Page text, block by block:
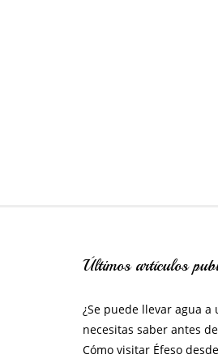
Últimos artículos
¿Se puede llevar agua
necesitas saber antes
Cómo visitar Éfeso